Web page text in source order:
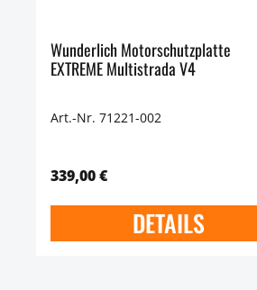
Wunderlich Motorschutzplatte
EXTREME Multistrada V4
Art.-Nr. 71221-002
339,00 €
DETAILS